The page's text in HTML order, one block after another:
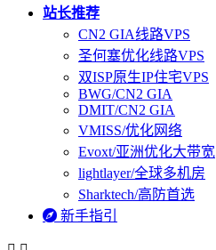
站长推荐
CN2 GIA线路VPS
圣何塞优化线路VPS
双ISP原生IP住宅VPS
BWG/CN2 GIA
DMIT/CN2 GIA
VMISS/优化网络
Evoxt/亚洲优化大带宽
lightlayer/全球多机房
Sharktech/高防首选
 新手指引